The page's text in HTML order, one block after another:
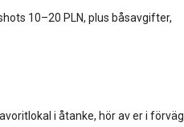
10–20 PLN, plus båsavgifter,
i åtanke, hör av er i förväg